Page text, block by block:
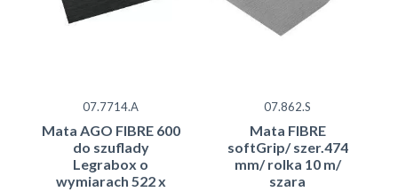
podłoża
, łatwa do docinania.
07.7714.A
Mata AGO FIBRE 600
do szuflady
Legrabox o
wymiarach 522 x
07.862.S
Mata FIBRE
softGrip/ szer.474
mm/ rolka 10 m/
szara